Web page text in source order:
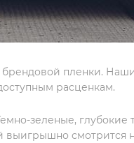
пленки.
расценкам.
зеленые, глубокие
смотрится